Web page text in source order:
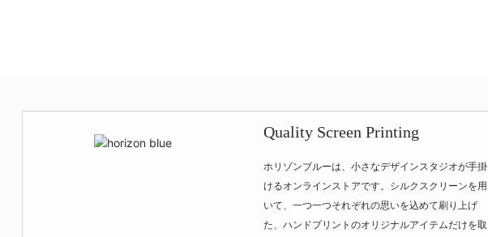
Quality Screen Printing
ホリゾンブルーは、小さなデザインスタジオが手掛
けるオンラインストアです。シルクスクリーンを用
いて、一つ一つそれぞれの思いを込めて刷り上げ
た、ハンドプリントのオリジナルアイテムだけを取